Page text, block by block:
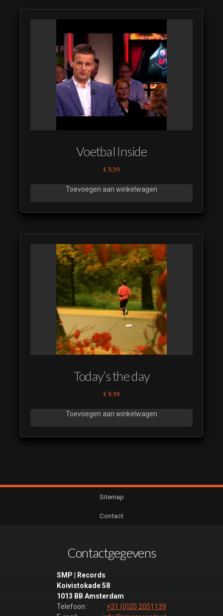
Voetbal Inside
€ 9,99
Toevoegen aan winkelwagen
Today’s the day
€ 9,99
Toevoegen aan winkelwagen
Sitemap
Contact
Contactgegevens
SMP | Records
Koivistokade 58
1013 BB Amsterdam
Telefoon:
+31 (0)20 2051139